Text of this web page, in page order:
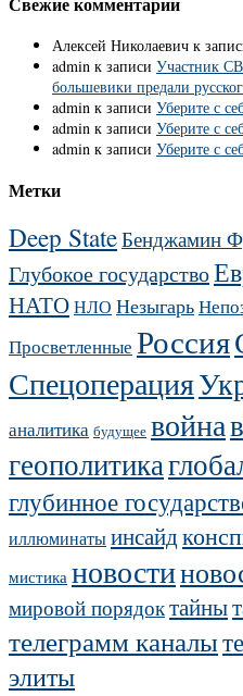
Алексей Николаевич к
admin к записи Участник
большевики предали
admin к записи Уберите с
admin к записи Уберите с
admin к записи Уберите с
Метки
Deep StateБенджамин
Глубокое государство
НАТОНЛО Незыгарь
Просветленные Россия
Спецоперация
аналитика будущее война
геополитика
глубинное
иллюминатыинсайд
мистика новости
мировой порядоктайны
телеграмм каналы
элиты